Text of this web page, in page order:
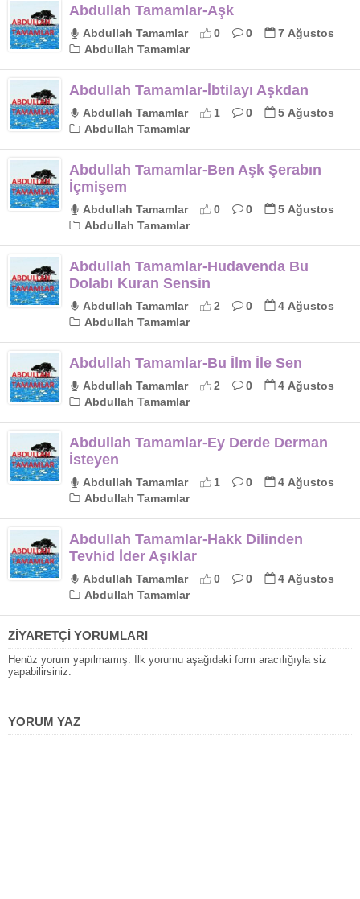
Abdullah Tamamlar-Aşk
Abdullah Tamamlar 0 0
7 Ağustos
Abdullah Tamamlar
Abdullah Tamamlar-İbtilayı Aşkdan
Abdullah Tamamlar 1 0
5 Ağustos
Abdullah Tamamlar
Abdullah Tamamlar-Ben Aşk Şerabın
İçmişem
Abdullah Tamamlar 0 0
5 Ağustos
Abdullah Tamamlar
Abdullah Tamamlar-Hudavenda Bu
Dolabı Kuran Sensin
Abdullah Tamamlar 2 0
4 Ağustos
Abdullah Tamamlar
Abdullah Tamamlar-Bu İlm İle Sen
Abdullah Tamamlar 2 0
4 Ağustos
Abdullah Tamamlar
Abdullah Tamamlar-Ey Derde Derman
İsteyen
Abdullah Tamamlar 1 0
4 Ağustos
Abdullah Tamamlar
Abdullah Tamamlar-Hakk Dilinden
Tevhid İder Aşıklar
Abdullah Tamamlar 0 0
4 Ağustos
Abdullah Tamamlar
ZİYARETÇİ YORUMLARI
Henüz yorum yapılmamış. İlk yorumu aşağıdaki form aracılığıyla siz
yapabilirsiniz.
YORUM YAZ